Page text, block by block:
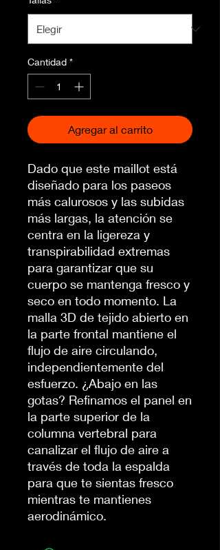
Cantidad *
Agregar al carrito
Dado que este maillot está
diseñado para los paseos
más calurosos y las subidas
más largas, la atención se
centra en la ligereza y
transpirabilidad extremas
para garantizar que su
cuerpo se mantenga fresco y
seco en todo momento. La
malla 3D de tejido abierto en
la parte frontal mantiene el
flujo de aire circulando,
independientemente del
esfuerzo. ¿Abajo en las
gotas? Refinamos el panel en
la parte superior de la
columna vertebral para
canalizar el flujo de aire a
través de toda la espalda
para que te sientas fresco
mientras te mantienes
aerodinámico.